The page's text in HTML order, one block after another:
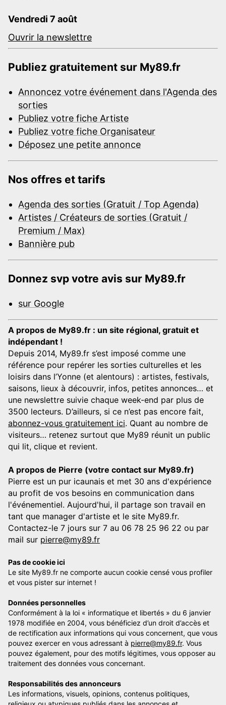
Vendredi 7 août
Ouvrir la newslettre
Publiez gratuitement sur My89.fr
Annoncez votre événement dans l'Agenda des
sorties
Publiez votre fiche Artiste
Publiez votre fiche Organisateur
Déposez une petite annonce
Nos offres et tarifs
Agenda des sorties (Gratuit / Top Agenda)
Artistes / Créateurs de sorties (Gratuit /
Premium / Max)
Bannière pub
Donnez svp votre avis sur My89.fr
sur Google
A propos de My89.fr : un site régional, gratuit et
indépendant !
Depuis 2014, My89.fr s’est imposé comme une
référence pour repérer les sorties culturelles et les
loisirs dans l’Yonne (et alentours) : artistes, festivals,
saisons, lieux à découvrir, infos, petites annonces… et
une newslettre suivie chaque week-end par plus de
3500 lecteurs. D’ailleurs, si ce n’est pas encore fait,
abonnez-vous gratuitement ici. Quant au nombre de
visiteurs… retenez surtout que My89 réunit un public
qui lit, clique et revient.
A propos de Pierre (votre contact sur My89.fr)
Pierre est un pur icaunais et met 30 ans d'expérience
au profit de vos besoins en communication dans
l'événementiel. Aujourd'hui, il partage son travail en
tant que manager d'artiste et le site My89.fr.
Contactez-le 7 jours sur 7 au 06 78 25 96 22 ou par
mail sur pierre@my89.fr
Pas de cookie ici
Le site My89.fr ne comporte aucun cookie censé vous profiler
et vous pister sur internet !
Données personnelles
Conformément à la loi « informatique et libertés » du 6 janvier
1978 modifiée en 2004, vous bénéficiez d’un droit d’accès et
de rectification aux informations qui vous concernent, que vous
pouvez exercer en vous adressant à pierre@my89.fr. Vous
pouvez également, pour des motifs légitimes, vous opposer au
traitement des données vous concernant.
Responsabilités des annonceurs
Les informations, visuels, opinions, contenus politiques,